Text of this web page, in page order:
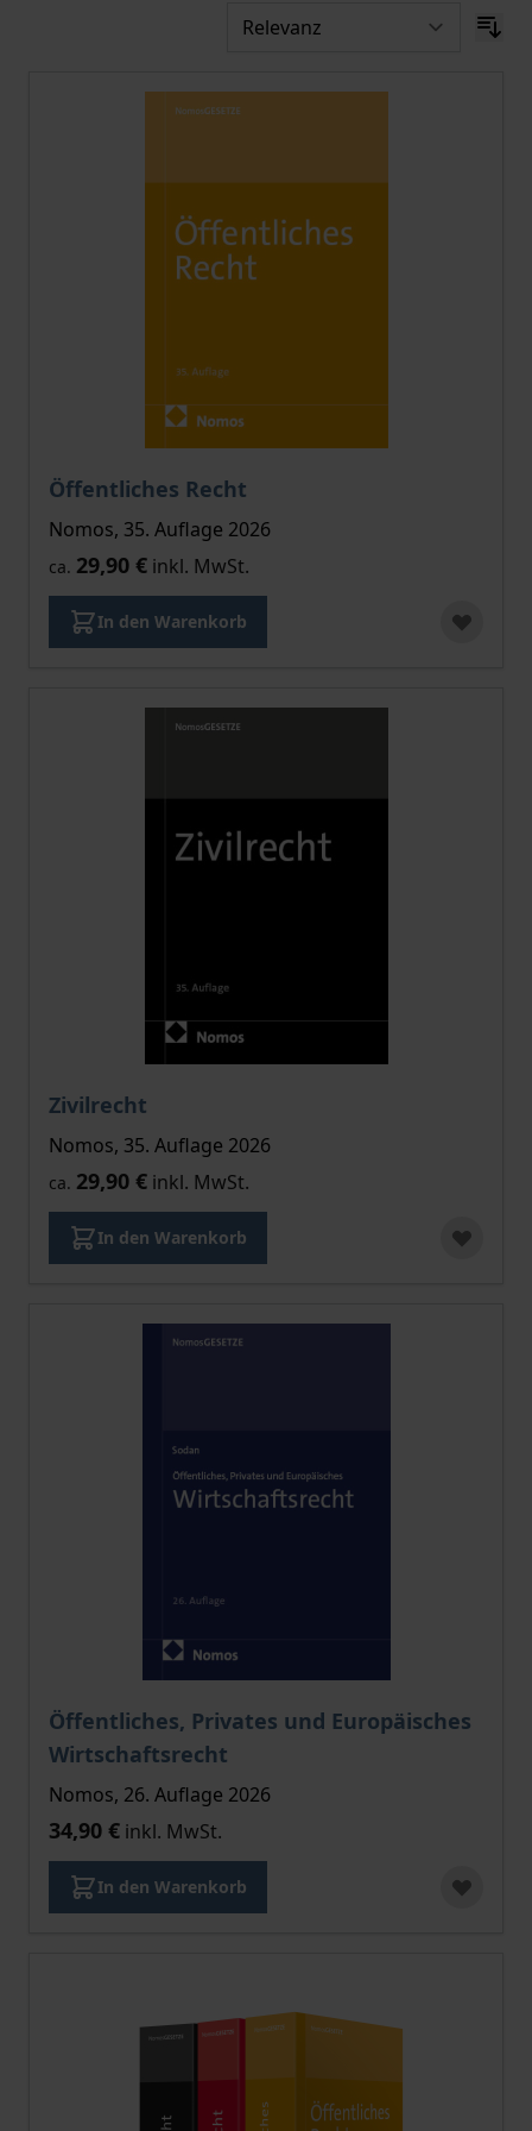
Öffentliches Recht
Nomos, 35. Auflage 2026
ca. 29,90 € inkl. MwSt.
In den Warenkorb
Zivilrecht
Nomos, 35. Auflage 2026
ca. 29,90 € inkl. MwSt.
In den Warenkorb
Öffentliches, Privates und Europäisches
Wirtschaftsrecht
Nomos, 26. Auflage 2026
34,90 € inkl. MwSt.
In den Warenkorb